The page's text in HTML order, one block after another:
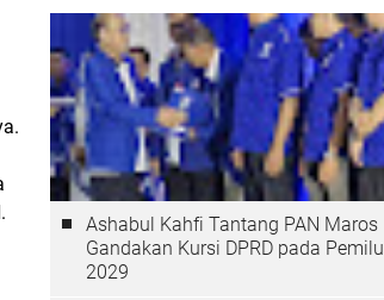
Ashabul Kahfi Tantang PAN Maros
Gandakan Kursi DPRD pada Pemilu
2029